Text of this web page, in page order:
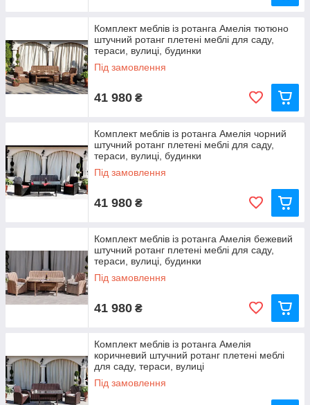
Комплект меблів із ротанга Амелія тютюно
штучний ротанг плетені меблі для саду,
тераси, вулиці, будинки
Під замовлення
41 980 ₴
Комплект меблів із ротанга Амелія чорний
штучний ротанг плетені меблі для саду,
тераси, вулиці, будинки
Під замовлення
41 980 ₴
Комплект меблів із ротанга Амелія бежевий
штучний ротанг плетені меблі для саду,
тераси, вулиці, будинки
Під замовлення
41 980 ₴
Комплект меблів із ротанга Амелія
коричневий штучний ротанг плетені меблі
для саду, тераси, вулиці
Під замовлення